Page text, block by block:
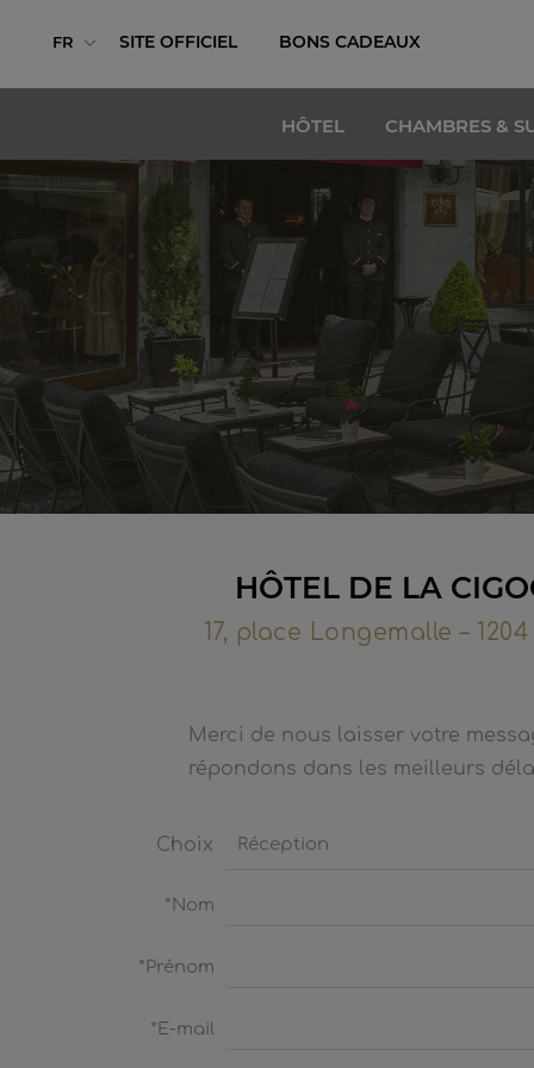
FR SITE OFFICIEL BONS CADEAUX
HÔTEL CHAMBRES &
HÔTEL DE LA
17, place Longemalle –
Merci de nous laisser votre
répondons dans les meilleurs
Choix
*Nom
*Prénom
*E-mail